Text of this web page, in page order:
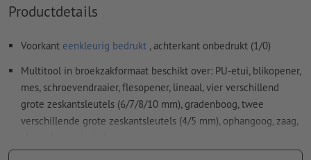
Meer informatie en tips over
Spel- en zetfoutenworden door ons niet gecontroleerd
Hoe maak ik afdrukgegevens correct?
Productdetails
Voorkant eenkleurig bedrukt , achterkant onbedrukt (1/0)
Multitool in broekzakformaat beschikt over: PU-etui, blikopener,
mes, schroevendraaier, flesopener, lineaal, vier verschillend
grote zeskantsleutels (6/7/8/10 mm), gradenboog, twee
verschillende grote zeskantsleutels (4/5 mm), ophangoog, zaag,